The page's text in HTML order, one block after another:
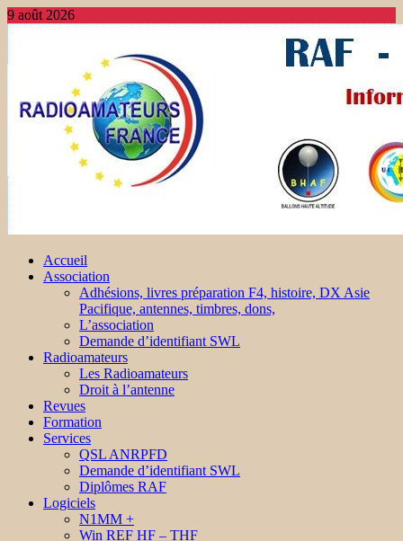
9 août 2026
Accueil
Association
Adhésions, livres préparation F4, histoire, DX Asie
Pacifique, antennes, timbres, dons,
L’association
Demande d’identifiant SWL
Radioamateurs
Les Radioamateurs
Droit à l’antenne
Revues
Formation
Services
QSL ANRPFD
Demande d’identifiant SWL
Diplômes RAF
Logiciels
N1MM +
Win REF HF – THF